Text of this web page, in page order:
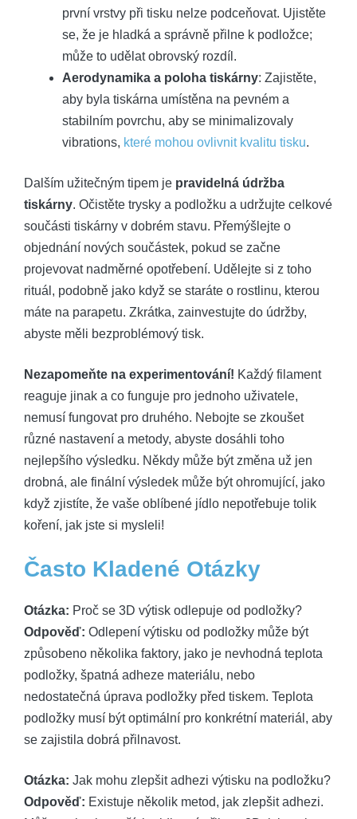
první vrstvy při tisku nelze podceňovat. Ujistěte
se, že je hladká a správně přilne k podložce;
může to udělat obrovský rozdíl.
Aerodynamika a poloha tiskárny: Zajistěte,
aby byla tiskárna umístěna na pevném a
stabilním povrchu, aby se minimalizovaly
vibrations, které mohou ovlivnit kvalitu tisku.
Dalším užitečným tipem je pravidelná údržba
tiskárny. Očistěte trysky a podložku a udržujte celkové
součásti tiskárny v dobrém stavu. Přemýšlejte o
objednání nových součástek, pokud se začne
projevovat nadměrné opotřebení. Udělejte si z toho
rituál, podobně jako když se staráte o rostlinu, kterou
máte na parapetu. Zkrátka, zainvestujte do údržby,
abyste měli bezproblémový tisk.
Nezapomeňte na experimentování! Každý filament
reaguje jinak a co funguje pro jednoho uživatele,
nemusí fungovat pro druhého. Nebojte se zkoušet
různé nastavení a metody, abyste dosáhli toho
nejlepšího výsledku. Někdy může být změna už jen
drobná, ale finální výsledek může být ohromující, jako
když zjistíte, že vaše oblíbené jídlo nepotřebuje tolik
koření, jak jste si mysleli!
Často Kladené Otázky
Otázka: Proč se 3D výtisk odlepuje od podložky?
Odpověď: Odlepení výtisku od podložky může být
způsobeno několika faktory, jako je nevhodná teplota
podložky, špatná adheze materiálu, nebo
nedostatečná úprava podložky před tiskem. Teplota
podložky musí být optimální pro konkrétní materiál, aby
se zajistila dobrá přilnavost.
Otázka: Jak mohu zlepšit adhezi výtisku na podložku?
Odpověď: Existuje několik metod, jak zlepšit adhezi.